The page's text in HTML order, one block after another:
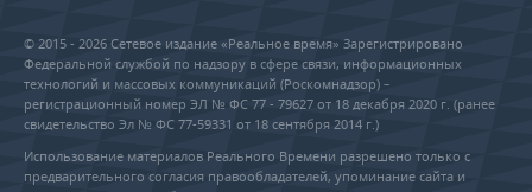
© 2015 - 2026 Сетевое издание «Реальное время» Зарегистрировано
Федеральной службой по надзору в сфере связи, информационных
технологий и массовых коммуникаций (Роскомнадзор) –
регистрационный номер ЭЛ № ФС 77 - 79627 от 18 декабря 2020 г. (ранее
свидетельство Эл № ФС 77-59331 от 18 сентября 2014 г.)
Использование материалов Реального Времени разрешено только с
предварительного согласия правообладателей, упоминание сайта и